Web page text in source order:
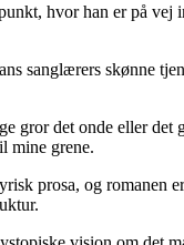
hvor han er på
sanglærers skønne
gror det onde eller
mine grene.
prosa, og